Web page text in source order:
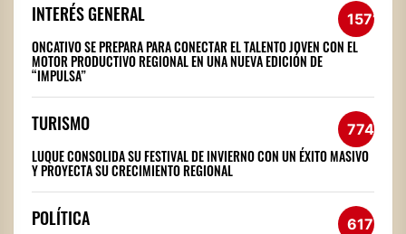
INTERÉS GENERAL 1571
ONCATIVO SE PREPARA PARA CONECTAR EL TALENTO JOVEN CON EL
MOTOR PRODUCTIVO REGIONAL EN UNA NUEVA EDICIÓN DE
“IMPULSA”
TURISMO 774
LUQUE CONSOLIDA SU FESTIVAL DE INVIERNO CON UN ÉXITO MASIVO
Y PROYECTA SU CRECIMIENTO REGIONAL
POLÍTICA 617